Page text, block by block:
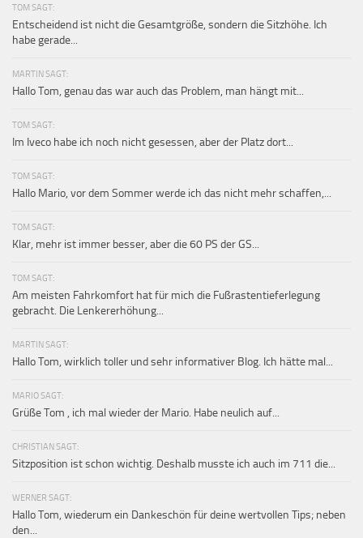
TOM SAGT:
Entscheidend ist nicht die Gesamtgröße, sondern die Sitzhöhe. Ich
habe gerade...
MARTIN SAGT:
Hallo Tom, genau das war auch das Problem, man hängt mit...
TOM SAGT:
Im Iveco habe ich noch nicht gesessen, aber der Platz dort...
TOM SAGT:
Hallo Mario, vor dem Sommer werde ich das nicht mehr schaffen,...
TOM SAGT:
Klar, mehr ist immer besser, aber die 60 PS der GS...
TOM SAGT:
Am meisten Fahrkomfort hat für mich die Fußrastentieferlegung
gebracht. Die Lenkererhöhung...
MARTIN SAGT:
Hallo Tom, wirklich toller und sehr informativer Blog. Ich hätte mal...
MARIO SAGT:
Grüße Tom , ich mal wieder der Mario. Habe neulich auf...
CHRISTIAN SAGT:
Sitzposition ist schon wichtig. Deshalb musste ich auch im 711 die...
WERNER SAGT:
Hallo Tom, wiederum ein Dankeschön für deine wertvollen Tips; neben
den...